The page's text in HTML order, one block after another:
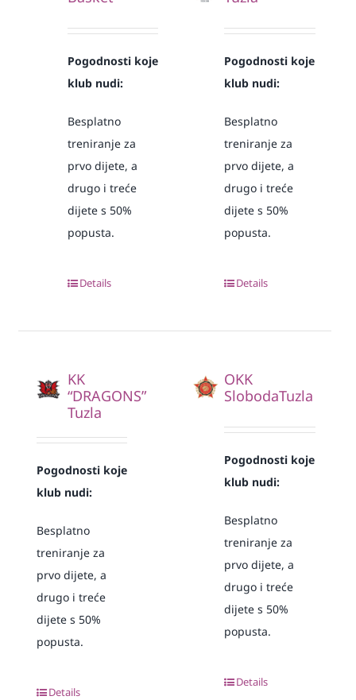
Pogodnosti koje
klub nudi:
Besplatno
treniranje za
prvo dijete, a
drugo i treće
dijete s 50%
popusta.
Details
Pogodnosti koje
klub nudi:
Besplatno
treniranje za
prvo dijete, a
drugo i treće
dijete s 50%
popusta.
Details
KK
“DRAGONS”
Tuzla
Pogodnosti koje
klub nudi:
Besplatno
treniranje za
prvo dijete, a
drugo i treće
dijete s 50%
popusta.
Details
OKK
SlobodaTuzla
Pogodnosti koje
klub nudi:
Besplatno
treniranje za
prvo dijete, a
drugo i treće
dijete s 50%
popusta.
Details